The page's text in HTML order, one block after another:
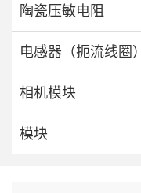
陶瓷压敏电阻
电感器（扼流线圈）
相机模块
模块